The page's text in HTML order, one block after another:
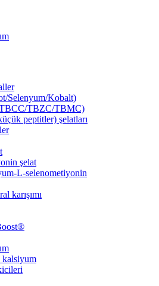
Selenyum/Kobalt)
TBZC/TBMC)
peptitler) şelatları
şelat
L-selenometiyonin
karışımı
kalsiyum